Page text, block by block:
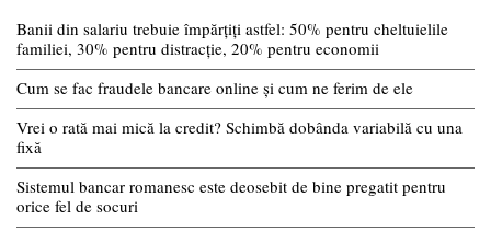
Banii din salariu trebuie împărțiți astfel: 50% pentru cheltuielile
familiei, 30% pentru distracție, 20% pentru economii
Cum se fac fraudele bancare online și cum ne ferim de ele
Vrei o rată mai mică la credit? Schimbă dobânda variabilă cu una
fixă
Sistemul bancar romanesc este deosebit de bine pregatit pentru
orice fel de socuri